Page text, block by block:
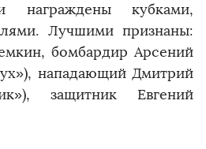
кубками,
Лучшими признаны:
бомбардир Арсений
нападающий Дмитрий
защитник Евгений